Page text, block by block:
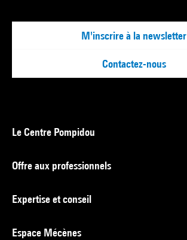
M'inscrire à la newsletter
Contactez-nous
Le Centre Pompidou
Offre aux professionnels
Expertise et conseil
Espace Mécènes